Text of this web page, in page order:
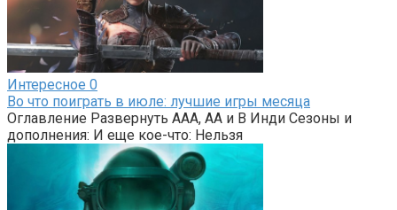
Интересное 0
Во что поиграть в июле: лучшие игры месяца
Оглавление Развернуть AAA, AA и B Инди Сезоны и
дополнения: И еще кое-что: Нельзя